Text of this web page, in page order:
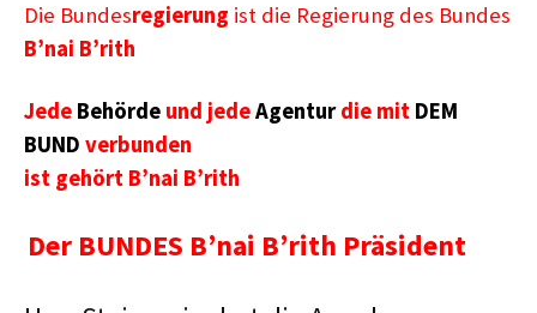
Die Bundesregierung ist die Regierung des Bundes
B’nai B’rith
Jede Behörde und jedeAgenturdie mit DEM
BUND verbunden
ist gehört B’nai B’rith
Der BUNDES B’nai B’rith Präsident